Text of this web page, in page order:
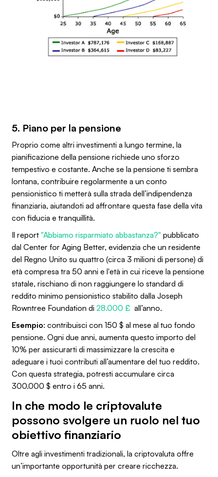
5. Piano per la pensione
Proprio come altri investimenti a lungo termine, la
pianificazione della pensione richiede uno sforzo
tempestivo e costante. Anche se la pensione ti sembra
lontana, contribuire regolarmente a un conto
pensionistico ti metterà sulla strada dell’indipendenza
finanziaria, aiutandoti ad affrontare questa fase della vita
con fiducia e tranquillità.
Il report "Abbiamo risparmiato abbastanza?" pubblicato
dal Center for Aging Better, evidenzia che un residente
del Regno Unito su quattro (circa 3 milioni di persone) di
età compresa tra 50 anni e l'età in cui riceve la pensione
statale, rischiano di non raggiungere lo standard di
reddito minimo pensionistico stabilito dalla Joseph
Rowntree Foundation di 28.000 £ all’anno.
Esempio: contribuisci con 150 $ al mese al tuo fondo
pensione. Ogni due anni, aumenta questo importo del
10% per assicurarti di massimizzare la crescita e
adeguare i tuoi contributi all’aumentare del tuo reddito.
Con questa strategia, potresti accumulare circa
300.000 $ entro i 65 anni.
In che modo le criptovalute
possono svolgere un ruolo nel tuo
obiettivo finanziario
Oltre agli investimenti tradizionali, la criptovaluta offre
un’importante opportunità per creare ricchezza.